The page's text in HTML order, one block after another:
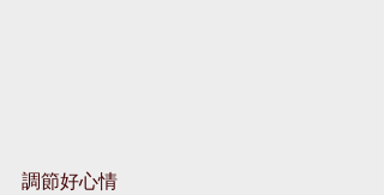
調節好心情